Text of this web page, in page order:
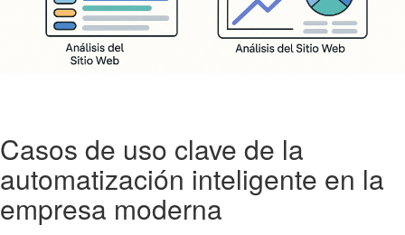
Casos de uso clave de la
automatización inteligente en la
empresa moderna